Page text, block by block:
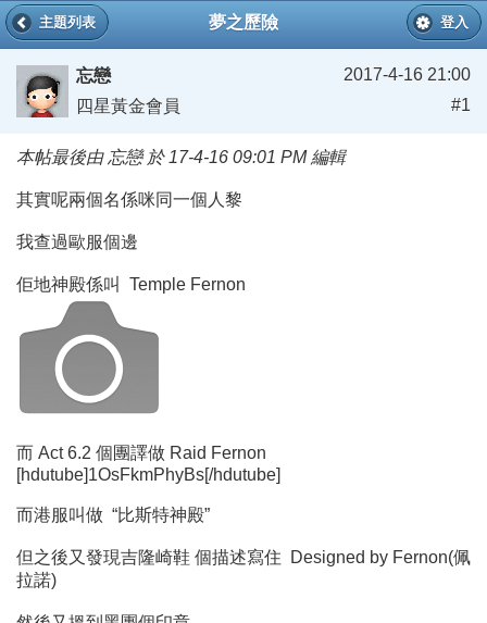
夢之歷險
主題列表 登入
忘戀
四星黃金會員
2017-4-16 21:00
#1
本帖最後由 忘戀 於 17-4-16 09:01 PM 編輯
其實呢兩個名係咪同一個人黎
我查過歐服個邊
佢地神殿係叫 Temple Fernon
而 Act 6.2 個團譯做 Raid Fernon
[hdutube]1OsFkmPhyBs[/hdutube]
而港服叫做 “比斯特神殿”
但之後又發現吉隆崎鞋 個描述寫住 Designed by Fernon(佩
拉諾)